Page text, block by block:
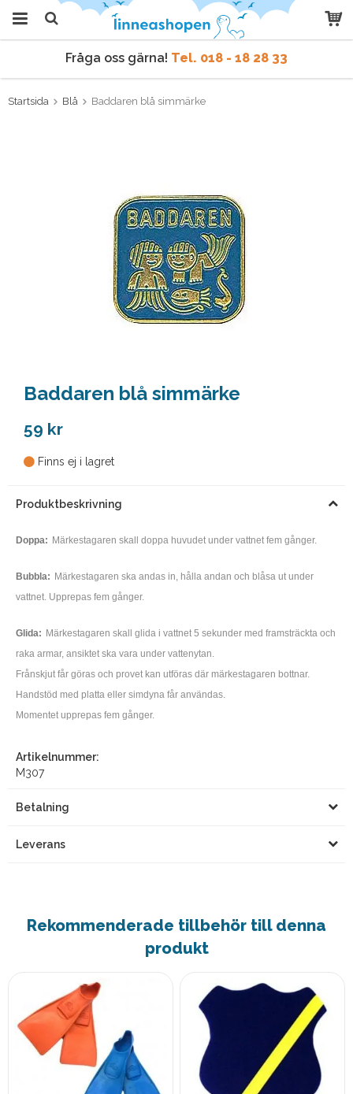
Produkten har blivit tillagd i
Fråga oss gärna! Tel. 018 - 18 28 33
Vi skickar samma dagvid order före kl 9 vardagar.
Startsida Blå Baddaren blå simmärke
Baddaren blå simmärke
59 kr
Finns ej i lagret
Produktbeskrivning
Doppa: Märkestagaren skall doppa huvudet under vattnet fem gånger.
Bubbla: Märkestagaren ska andas in, hålla andan och blåsa ut under
vattnet. Upprepas fem gånger.
Glida: Märkestagaren skall glida i vattnet 5 sekunder med framsträckta och
raka armar, ansiktet ska vara under vattenytan.
Frånskjut får göras och provet kan utföras där märkestagaren bottnar.
Handstöd med platta eller simdyna får användas.
Momentet upprepas fem gånger.
Artikelnummer:
M307
Betalning
Leverans
Rekommenderade tillbehör till denna
produkt